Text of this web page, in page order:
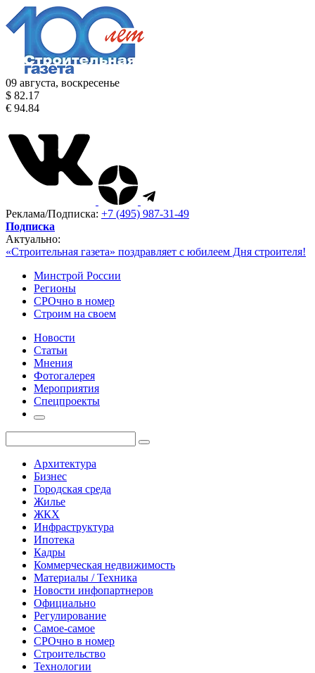
09 августа, воскресенье
$ 82.17
€ 94.84
Реклама/Подписка: +7 (495) 987-31-49
Подписка
Актуально:
«Строительная газета» поздравляет с юбилеем Дня строителя!
Минстрой России
Регионы
СРОчно в номер
Строим на своем
Новости
Статьи
Мнения
Фотогалерея
Мероприятия
Спецпроекты
Архитектура
Бизнес
Городская среда
Жилье
ЖКХ
Инфраструктура
Ипотека
Кадры
Коммерческая недвижимость
Материалы / Техника
Новости инфопартнеров
Официально
Регулирование
Самое-самое
СРОчно в номер
Строительство
Технологии